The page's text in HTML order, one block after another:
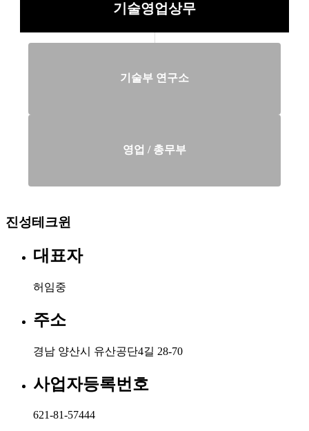
기술영업상무
기술부 연구소
영업 / 총무부
진성테크윈
대표자
허임중
주소
경남 양산시 유산공단4길 28-70
사업자등록번호
621-81-57444